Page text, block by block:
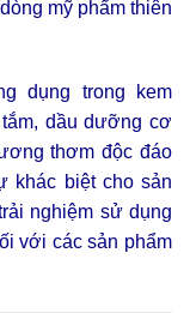
mỹ phẩm thiên
dụng trong kem
dầu dưỡng cơ
thơm độc đáo
khác biệt cho sản
nghiệm sử dụng
với các sản phẩm